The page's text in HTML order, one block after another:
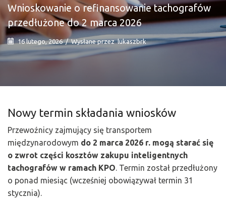
Wnioskowanie o refinansowanie tachografów
przedłużone do 2 marca 2026
16 lutego, 2026 / Wysłane przez lukaszbrk
Nowy termin składania wniosków
Przewoźnicy zajmujący się transportem
międzynarodowym do 2 marca 2026 r. mogą starać się
o zwrot części kosztów zakupu inteligentnych
tachografów w ramach KPO. Termin został przedłużony
o ponad miesiąc (wcześniej obowiązywał termin 31
stycznia).